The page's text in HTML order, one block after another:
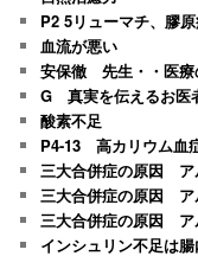
P2 5リューマチ、膠
血流が悪い
安保徹 先生・・医療
G 真実を伝えるお医
酸素不足
P4-13 高カリウム血
三大合併症の原因 ア
三大合併症の原因 ア
三大合併症の原因 ア
インシュリン不足は